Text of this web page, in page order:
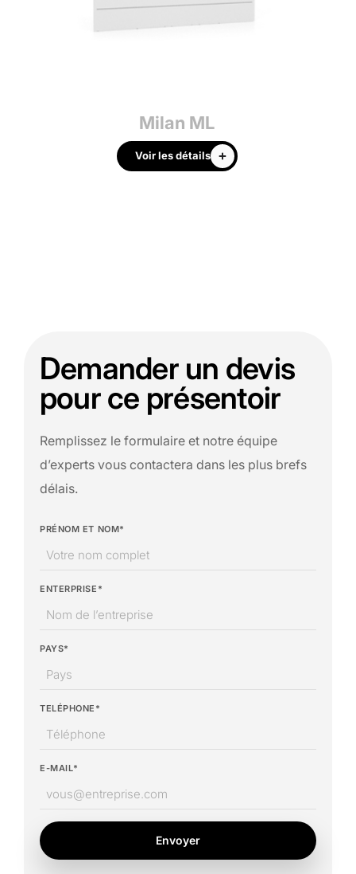
Milan ML
Voir les détails
Demander un devis
pour ce présentoir
Remplissez le formulaire et notre équipe
d’experts vous contactera dans les plus brefs
délais.
PRÉNOM ET NOM*
ENTERPRISE*
PAYS*
TELÉPHONE*
E-MAIL*
Envoyer